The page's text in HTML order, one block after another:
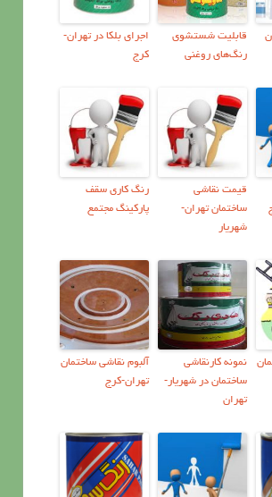
قابليت شستشوی
رنگ‌هاي روغنی
اجرای بلکا در تهران-
کرج
قیمت نقاشی
ساختمان تهران-
شهریار
رنگ کاری سقف
پارکینگ مجتمع
نمونه كارنقاشي
ساختمان در شهریار-
تهران
آلبوم نقاشی ساختمان
تهران-کرج